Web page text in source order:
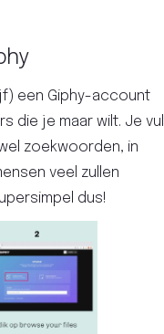
een Giphy-account
die je maar wilt. Je
zoekwoorden, in
veel zullen
dus!